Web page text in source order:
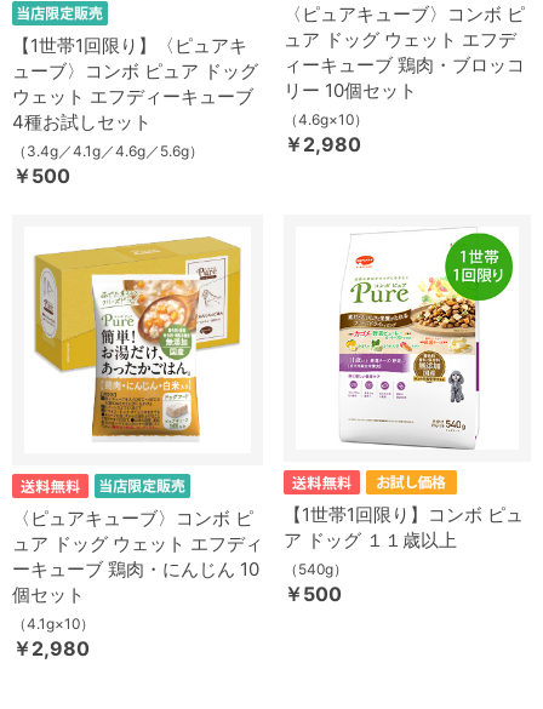
【1世帯1回限り】〈ピュアキ
ューブ〉コンボ ピュア ドッグ
ウェット エフディーキューブ
4種お試しセット
（3.4g／4.1g／4.6g／5.6g）
￥500
〈ピュアキューブ〉コンボ ピ
ュア ドッグ ウェット エフデ
ィーキューブ 鶏肉・ブロッコ
リー 10個セット
（4.6g×10）
￥2,980
〈ピュアキューブ〉コンボ ピ
ュア ドッグ ウェット エフディ
ーキューブ 鶏肉・にんじん 10
個セット
（4.1g×10）
￥2,980
【1世帯1回限り】コンボ ピュ
ア ドッグ １１歳以上
（540g）
￥500